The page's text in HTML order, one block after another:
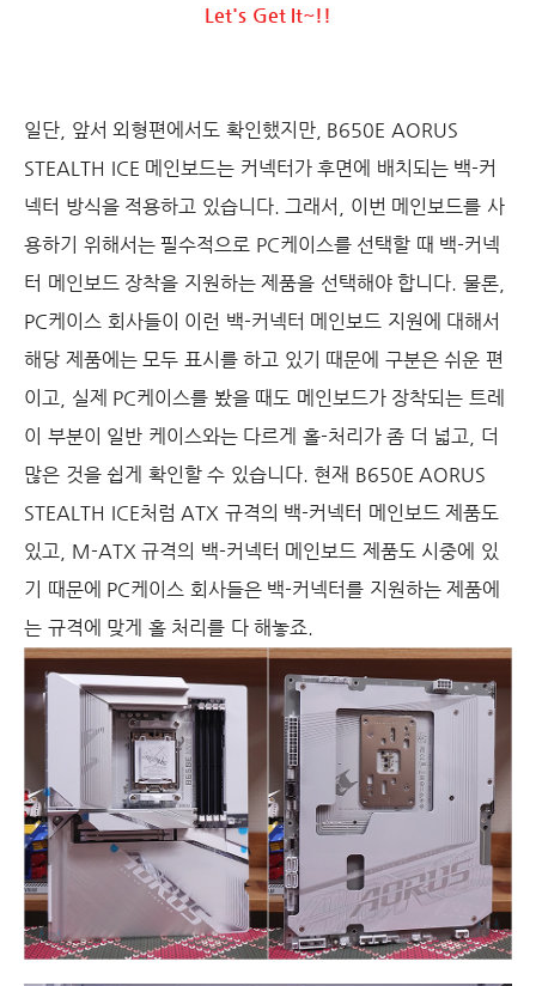
Let's Get It~!!
일단, 앞서 외형편에서도 확인했지만, B650E AORUS
STEALTH ICE 메인보드는 커넥터가 후면에 배치되는 백-커
넥터 방식을 적용하고 있습니다. 그래서, 이번 메인보드를 사
용하기 위해서는 필수적으로 PC케이스를 선택할 때 백-커넥
터 메인보드 장착을 지원하는 제품을 선택해야 합니다. 물론,
PC케이스 회사들이 이런 백-커넥터 메인보드 지원에 대해서
해당 제품에는 모두 표시를 하고 있기 때문에 구분은 쉬운 편
이고, 실제 PC케이스를 봤을 때도 메인보드가 장착되는 트레
이 부분이 일반 케이스와는 다르게 홀-처리가 좀 더 넓고, 더
많은 것을 쉽게 확인할 수 있습니다. 현재 B650E AORUS
STEALTH ICE처럼 ATX 규격의 백-커넥터 메인보드 제품도
있고, M-ATX 규격의 백-커넥터 메인보드 제품도 시중에 있
기 때문에 PC케이스 회사들은 백-커넥터를 지원하는 제품에
는 규격에 맞게 홀 처리를 다 해놓죠.